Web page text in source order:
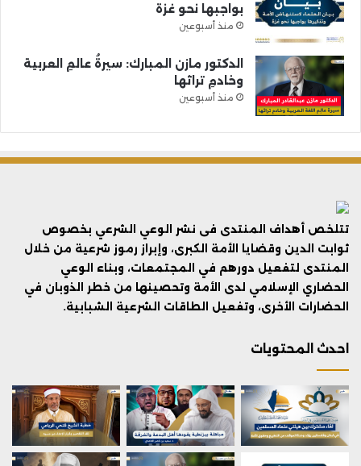
بواجبها نحو غزة
منذ أسبوعين
الدكتور مازن المبارك: سيرةُ عالمِ العربية
وخادمِ تراثها
منذ أسبوعين
تتلخص أهداف المنتدى فى نشر الوعي الشرعي بخصوص
ثوابت الدين وقضايا الأمة الكبرى، وإبراز رموز شرعية من خلال
المنتدى لتفعيل دورهم في المجتمعات، وبناء الوعي
الحضاري الإسلامي لدى الأمة وتحصينها من خطر الذوبان في
الحضارات الأخرى، وتفعيل الطاقات الشرعية الشبابية.
احدث المحتويات